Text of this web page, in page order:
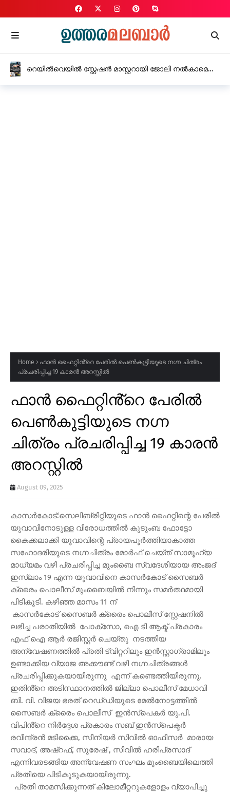
റെയിൽവെയിൽ സ്റ്റേഷൻ മാസ്റ്ററായി ജോലി നൽകാമെന്ന്
Home
ഫാൻ ഫൈറ്റിൻ്റെ പേരിൽ പെൺകുട്ടിയുടെ നഗ്ന ചിത്രം
പ്രചരിപ്പിച്ച 19 കാരൻ അറസ്റ്റിൽ
ഫാൻ ഫൈറ്റിൻ്റെ പേരിൽ
പെൺകുട്ടിയുടെ നഗ്ന
ചിത്രം പ്രചരിപ്പിച്ച 19 കാരൻ
അറസ്റ്റിൽ
August 09, 2025
കാസർകോട്:സെലിബ്രിറ്റിയുടെ ഫാൻ ഫൈറ്റിന്റെ പേരിൽ
യുവാവിനോടുള്ള വിരോധത്തിൽ കുടുംബ ഫോട്ടോ
കൈക്കലാക്കി യുവാവിന്റെ പ്രായപൂർത്തിയാകാത്ത
സഹോദരിയുടെ നഗ്നചിത്രം മോർഫ് ചെയ്ത് സാമൂഹ്യ
മാധ്യമം വഴി പ്രചരിപ്പിച്ച മുംബൈ സ്വദേശിയായ അംജദ്
ഇസ്ലാം 19 എന്ന യുവാവിനെ കാസർകോട് സൈബർ
ക്രൈം പൊലീസ് മുംബൈയിൽ നിന്നും സമർത്ഥമായി
പിടികൂടി. കഴിഞ്ഞ മാസം 11 ന്
കാസർകോട് സൈബർ ക്രൈം പൊലീസ് സ്റ്റേഷനിൽ
ലഭിച്ച പരാതിയിൽ പോക്‌സോ, ഐ ടി ആക്ട് പ്രകാരം
എഫ് ഐ ആർ രജിസ്റ്റർ ചെയ്തു നടത്തിയ
അന്വേഷണത്തിൽ പ്രതി ട്വിറ്ററിലും ഇൻസ്റ്റാഗ്രാമിലും
ഉണ്ടാക്കിയ വ്യാജ അക്കൗണ്ട് വഴി നഗ്നചിത്രങ്ങൾ
പ്രചരിപ്പിക്കുകയായിരുന്നു എന്ന് കണ്ടെത്തിയിരുന്നു.
ഇതിൻ്റെ അടിസ്ഥാനത്തിൽ ജില്ലാ പൊലീസ് മേധാവി
ബി. വി. വിജയ ഭരത് റെഡ്‌ഡിയുടെ മേൽനോട്ടത്തിൽ
സൈബർ ക്രൈം പൊലീസ് ഇൻസ്പെകർ യു.പി.
വിപിൻ്റെ നിർദ്ദേശ പ്രകാരം സബ് ഇൻസ്‌പെക്ടർ
രവീന്ദ്രൻ മടിക്കൈ, സീനിയർ സിവിൽ ഓഫീസർ മാരായ
സവാദ്, അഷ്‌റഫ്, സുരേഷ് , സിവിൽ ഹരിപ്രസാദ്
എന്നിവരടങ്ങിയ അന്വേഷണ സംഘം മുംബൈയിലെത്തി
പ്രതിയെ പിടികൂടുകയായിരുന്നു.
പ്രതി താമസിക്കുന്നത് കിലോമീറ്ററുകളോളം വ്യാപിച്ചു